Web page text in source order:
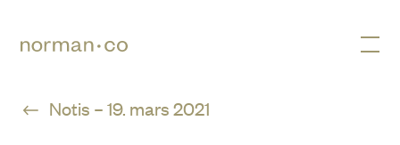
Notis – 19. mars 2021